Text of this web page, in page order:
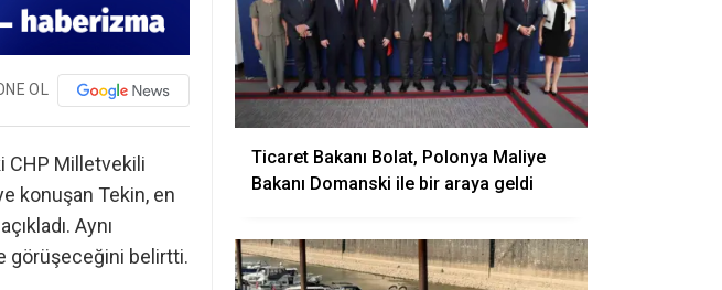
OL
CHP Milletvekili
konuşan Tekin, en
Aynı
görüşeceğini belirtti.
Ticaret Bakanı Bolat, Polonya Maliye
Bakanı Domanski ile bir araya geldi